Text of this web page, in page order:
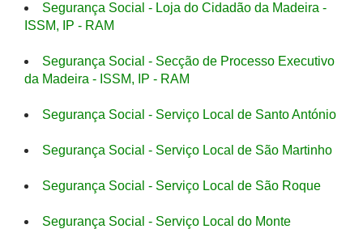
Segurança Social - Loja do Cidadão da Madeira -
ISSM, IP - RAM
Segurança Social - Secção de Processo Executivo
da Madeira - ISSM, IP - RAM
Segurança Social - Serviço Local de Santo António
Segurança Social - Serviço Local de São Martinho
Segurança Social - Serviço Local de São Roque
Segurança Social - Serviço Local do Monte